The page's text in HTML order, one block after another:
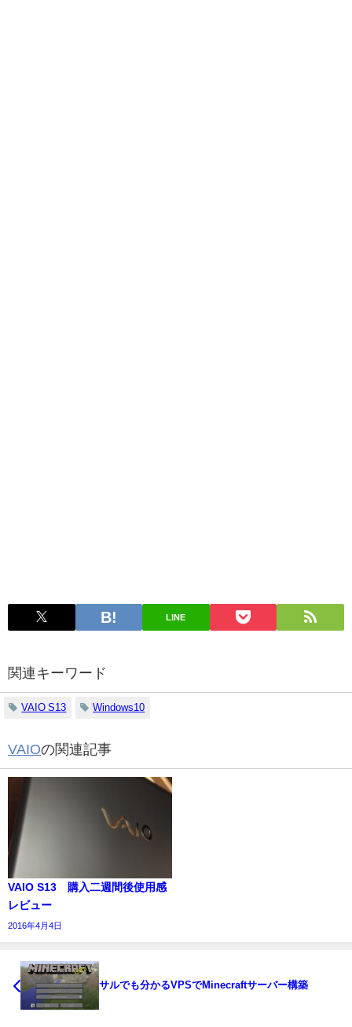
LINE
関連キーワード
VAIO S13 Windows10
VAIOの関連記事
VAIO S13 購入二週間後使用感
レビュー
2016年4月4日
サルでも分かるVPSでMinecraftサーバー構築